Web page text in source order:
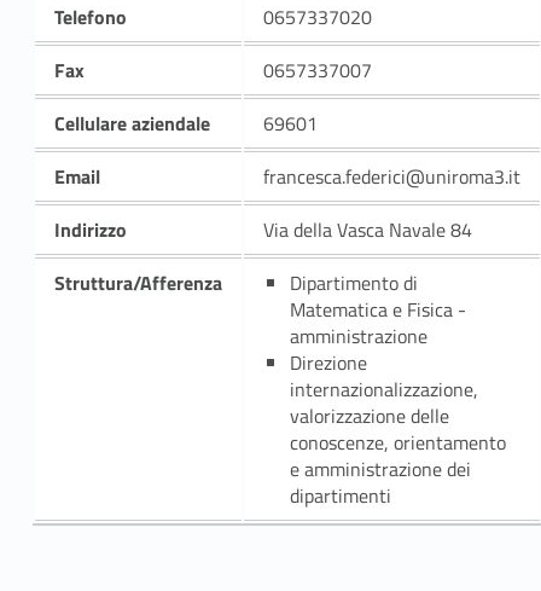
Telefono
0657337020
Fax
0657337007
Cellulare aziendale
69601
Email
francesca.federici@uniroma3.it
Indirizzo
Via della Vasca Navale 84
Struttura/Afferenza
Dipartimento di
Matematica e Fisica -
amministrazione
Direzione
internazionalizzazione,
valorizzazione delle
conoscenze, orientamento
e amministrazione dei
dipartimenti